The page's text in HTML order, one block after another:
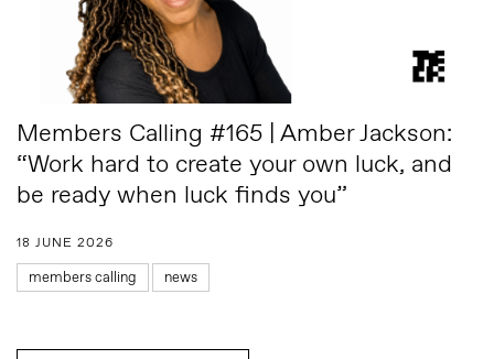
Members Calling #165 | Amber Jackson:
“Work hard to create your own luck, and
be ready when luck finds you”
18 JUNE 2026
members calling news